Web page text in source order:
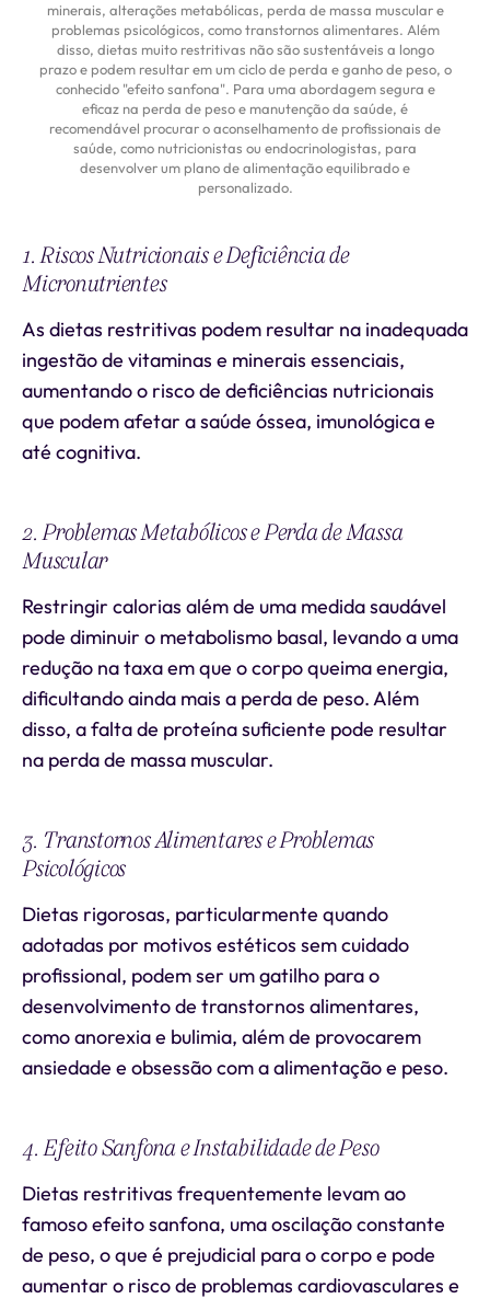
minerais, alterações metabólicas, perda de massa muscular e
problemas psicológicos, como transtornos alimentares. Além
disso, dietas muito restritivas não são sustentáveis a longo
prazo e podem resultar em um ciclo de perda e ganho de peso, o
conhecido "efeito sanfona". Para uma abordagem segura e
eficaz na perda de peso e manutenção da saúde, é
recomendável procurar o aconselhamento de profissionais de
saúde, como nutricionistas ou endocrinologistas, para
desenvolver um plano de alimentação equilibrado e
personalizado.
1. Riscos Nutricionais e Deficiência de
Micronutrientes
As dietas restritivas podem resultar na inadequada
ingestão de vitaminas e minerais essenciais,
aumentando o risco de deficiências nutricionais
que podem afetar a saúde óssea, imunológica e
até cognitiva.
2. Problemas Metabólicos e Perda de Massa
Muscular
Restringir calorias além de uma medida saudável
pode diminuir o metabolismo basal, levando a uma
redução na taxa em que o corpo queima energia,
dificultando ainda mais a perda de peso. Além
disso, a falta de proteína suficiente pode resultar
na perda de massa muscular.
3. Transtornos Alimentares e Problemas
Psicológicos
Dietas rigorosas, particularmente quando
adotadas por motivos estéticos sem cuidado
profissional, podem ser um gatilho para o
desenvolvimento de transtornos alimentares,
como anorexia e bulimia, além de provocarem
ansiedade e obsessão com a alimentação e peso.
4. Efeito Sanfona e Instabilidade de Peso
Dietas restritivas frequentemente levam ao
famoso efeito sanfona, uma oscilação constante
de peso, o que é prejudicial para o corpo e pode
aumentar o risco de problemas cardiovasculares e